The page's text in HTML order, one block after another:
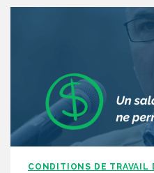
CONDITIONS DE TRAVAIL